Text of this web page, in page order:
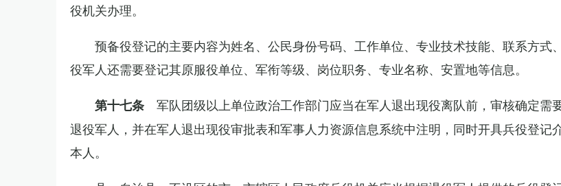
役机关办理。
预备役登记的主要内容为姓名、公民身份号码、工作单位、专业技术技能、联系方式
役军人还需要登记其原服役单位、军衔等级、岗位职务、专业名称、安置地等信息。
第十七条 军队团级以上单位政治工作部门应当在军人退出现役离队前，审核确定需
退役军人，并在军人退出现役审批表和军事人力资源信息系统中注明，同时开具兵役登记
本人。